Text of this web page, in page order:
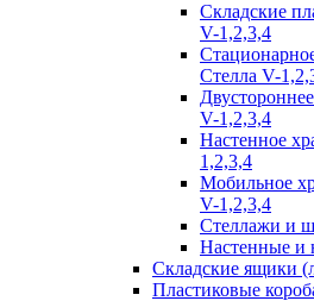
Складские
V-1,2,3,4
Стелла V-
V-1,2,3,4
Настенное
1,2,3,4
Мобильное
V-1,2,3,4
Стеллажи и
Настенные и
Складские ящики
Пластиковые